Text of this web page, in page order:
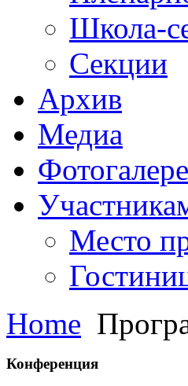
Школа-
Секции
Архив
Медиа
Место
Home
Конференция